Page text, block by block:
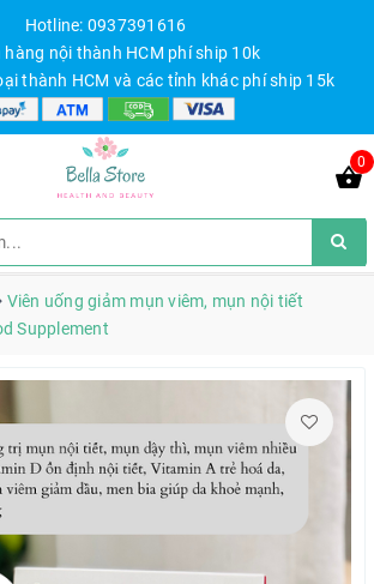
Hotline: 0937391616
hàng nội thành HCM phí ship 10k
thành HCM và các tỉnh khác phí ship 15k
0
Viên uống giảm mụn viêm, mụn nội tiết
Supplement